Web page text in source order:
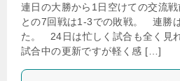
連日の大勝から1日空けての交流
との7回戦は1-3での敗戦。 連勝
た。 24日は忙しく試合も全く見
試合中の更新ですが軽く感 […]